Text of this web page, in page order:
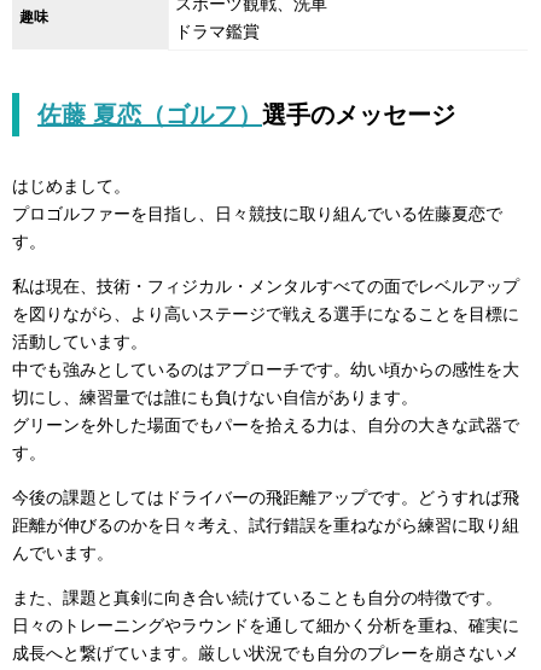
趣味
ドラマ鑑賞
佐藤 夏恋（ゴルフ） 選手のメッセージ
はじめまして。
プロゴルファーを目指し、日々競技に取り組んでいる佐藤夏恋で
す。
私は現在、技術・フィジカル・メンタルすべての面でレベルアップ
を図りながら、より高いステージで戦える選手になることを目標に
活動しています。
中でも強みとしているのはアプローチです。幼い頃からの感性を大
切にし、練習量では誰にも負けない自信があります。
グリーンを外した場面でもパーを拾える力は、自分の大きな武器で
す。
今後の課題としてはドライバーの飛距離アップです。どうすれば飛
距離が伸びるのかを日々考え、試行錯誤を重ねながら練習に取り組
んでいます。
また、課題と真剣に向き合い続けていることも自分の特徴です。
日々のトレーニングやラウンドを通して細かく分析を重ね、確実に
成長へと繋げています。厳しい状況でも自分のプレーを崩さないメ